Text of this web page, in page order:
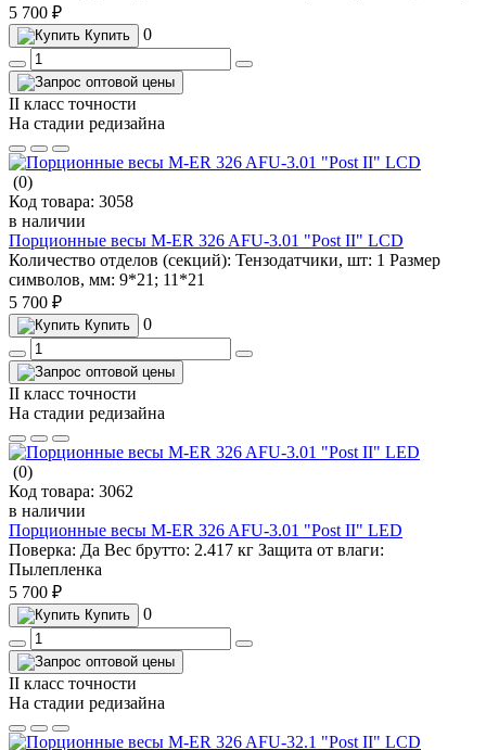
5 700 ₽
Купить 0
II класс точности
На стадии редизайна
(0)
Код товара: 3058
в наличии
Порционные весы M-ER 326 AFU-3.01 "Post II" LCD
Количество отделов (секций): Тензодатчики, шт: 1 Размер
символов, мм: 9*21; 11*21
5 700 ₽
Купить 0
II класс точности
На стадии редизайна
(0)
Код товара: 3062
в наличии
Порционные весы M-ER 326 AFU-3.01 "Post II" LED
Поверка: Да Вес брутто: 2.417 кг Защита от влаги:
Пылепленка
5 700 ₽
Купить 0
II класс точности
На стадии редизайна